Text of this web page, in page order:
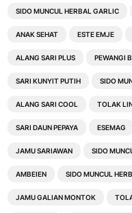
SIDO MUNCUL HERBAL GARLIC
ANAK SEHAT ESTE EMJE
ALANG SARI PLUS PEWANGI
SARI KUNYIT PUTIH SIDO
ALANG SARI COOL TOLAK
SARI DAUN PEPAYA ESEMAG
JAMU SARIAWAN SIDO
AMBEIEN SIDO MUNCUL
JAMU GALIAN MONTOK